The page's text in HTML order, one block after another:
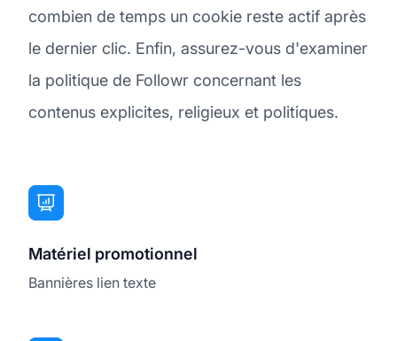
combien de temps un cookie reste actif après
le dernier clic. Enfin, assurez-vous d'examiner
la politique de Followr concernant les
contenus explicites, religieux et politiques.
Matériel promotionnel
Bannières lien texte